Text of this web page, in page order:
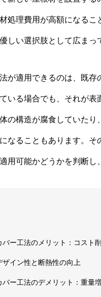
処理費用が高額になる
しい選択肢として広まっ
が適用できるのは、既
いる場合でも、それが表
の構造が腐食していた
なることもあります。
用可能かどうかを判断し
バー工法のメリット：コスト
ザイン性と断熱性の向上
バー工法のデメリット：重量